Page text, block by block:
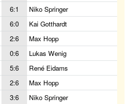
6:1
Niko Springer
6:0
Kai Gotthardt
2:6
Max Hopp
0:6
Lukas Wenig
5:6
René Eidams
2:6
Max Hopp
3:6
Niko Springer